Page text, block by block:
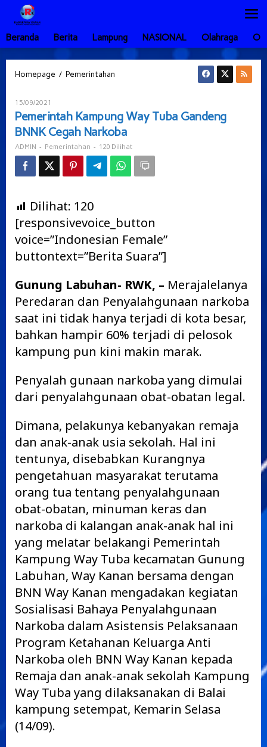
Lewati
konten
Beranda
Berita Lampung NASIONAL Olahraga
Homepage / Pemerintahan
Gandeng
BNNK
Narkoba
15/09/2021
ADMIN
Pemerintah Kampung Way Tuba Gandeng
BNNK Cegah Narkoba
ADMIN - Pemerintahan - 120 Dilihat
Dilihat: 120
[responsivevoice_button
voice=”Indonesian Female”
buttontext=”Berita Suara”]
Gunung Labuhan- RWK, – Merajalelanya
Peredaran dan Penyalahgunaan narkoba
saat ini tidak hanya terjadi di kota besar,
bahkan hampir 60% terjadi di pelosok
kampung pun kini makin marak.
Penyalah gunaan narkoba yang dimulai
dari penyalahgunaan obat-obatan legal.
Dimana, pelakunya kebanyakan remaja
dan anak-anak usia sekolah. Hal ini
tentunya, disebabkan Kurangnya
pengetahuan masyarakat terutama
orang tua tentang penyalahgunaan
obat-obatan, minuman keras dan
narkoba di kalangan anak-anak hal ini
yang melatar belakangi Pemerintah
Kampung Way Tuba kecamatan Gunung
Labuhan, Way Kanan bersama dengan
BNN Way Kanan mengadakan kegiatan
Sosialisasi Bahaya Penyalahgunaan
Narkoba dalam Asistensis Pelaksanaan
Program Ketahanan Keluarga Anti
Narkoba oleh BNN Way Kanan kepada
Remaja dan anak-anak sekolah Kampung
Way Tuba yang dilaksanakan di Balai
kampung setempat, Kemarin Selasa
(14/09).